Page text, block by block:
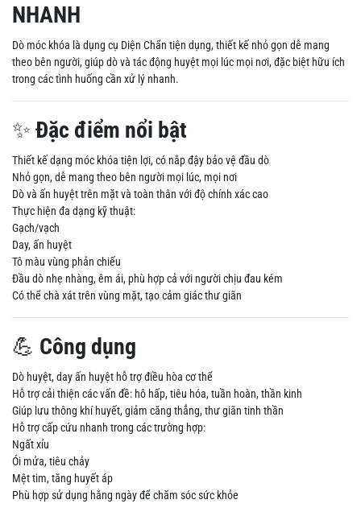
NHANH
Dò móc khóa là dụng cụ Diện Chẩn tiện dụng, thiết kế nhỏ gọn dễ mang
theo bên người, giúp dò và tác động huyệt mọi lúc mọi nơi, đặc biệt hữu ích
trong các tình huống cần xử lý nhanh.
✨ Đặc điểm nổi bật
Thiết kế dạng móc khóa tiện lợi, có nắp đậy bảo vệ đầu dò
Nhỏ gọn, dễ mang theo bên người mọi lúc, mọi nơi
Dò và ấn huyệt trên mặt và toàn thân với độ chính xác cao
Thực hiện đa dạng kỹ thuật:
Gạch/vạch
Day, ấn huyệt
Tô màu vùng phản chiếu
Đầu dò nhẹ nhàng, êm ái, phù hợp cả với người chịu đau kém
Có thể chà xát trên vùng mặt, tạo cảm giác thư giãn
💪 Công dụng
Dò huyệt, day ấn huyệt hỗ trợ điều hòa cơ thể
Hỗ trợ cải thiện các vấn đề: hô hấp, tiêu hóa, tuần hoàn, thần kinh
Giúp lưu thông khí huyết, giảm căng thẳng, thư giãn tinh thần
Hỗ trợ cấp cứu nhanh trong các trường hợp:
Ngất xỉu
Ói mửa, tiêu chảy
Mệt tim, tăng huyết áp
Phù hợp sử dụng hằng ngày để chăm sóc sức khỏe